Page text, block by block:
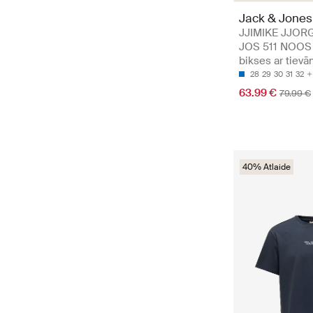
Jack & Jones
JJIMIKE
JOS 511
bikses ar
28 29 30 31 32
63.99 € 79.99 €
40% Atlaide